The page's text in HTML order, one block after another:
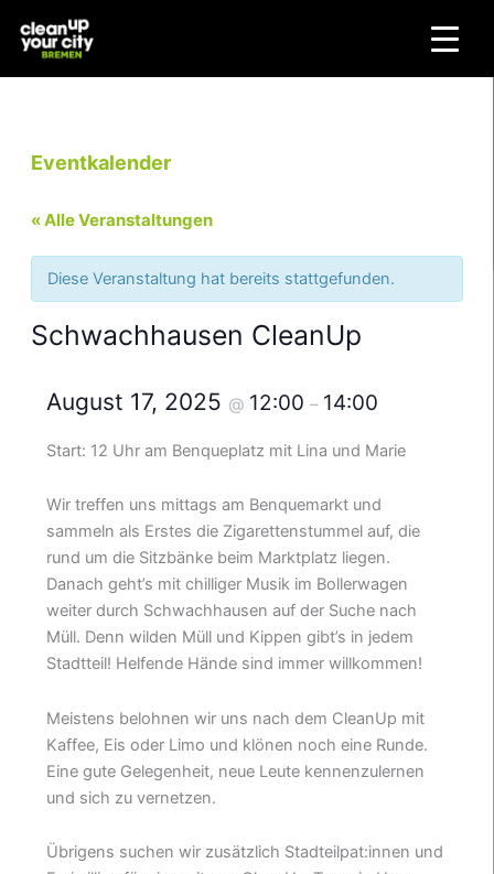
Inhalt
springen
Eventkalender
« Alle Veranstaltungen
Diese Veranstaltung hat bereits stattgefunden.
Schwachhausen CleanUp
August 17, 2025 @ 12:00– 14:00
Start: 12 Uhr am Benqueplatz mit Lina und Marie
Wir treffen uns mittags am Benquemarkt und
sammeln als Erstes die Zigarettenstummel auf, die
rund um die Sitzbänke beim Marktplatz liegen.
Danach geht’s mit chilliger Musik im Bollerwagen
weiter durch Schwachhausen auf der Suche nach
Müll. Denn wilden Müll und Kippen gibt’s in jedem
Stadtteil! Helfende Hände sind immer willkommen!
Meistens belohnen wir uns nach dem CleanUp mit
Kaffee, Eis oder Limo und klönen noch eine Runde.
Eine gute Gelegenheit, neue Leute kennenzulernen
und sich zu vernetzen.
Übrigens suchen wir zusätzlich Stadteilpat:innen und